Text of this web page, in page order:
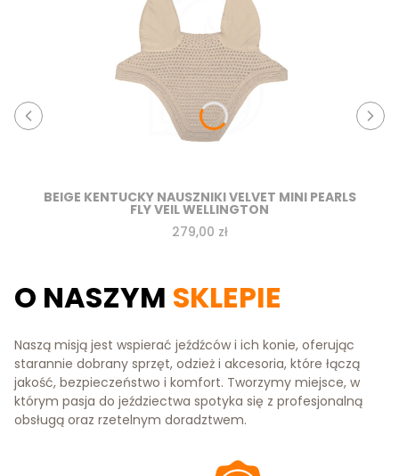
BEIGE KENTUCKY NAUSZNIKI VELVET MINI PEARLS
FLY VEIL WELLINGTON
Cena
279,00 zł
O NASZYM SKLEPIE
Naszą misją jest wspierać jeźdźców i ich konie, oferując
starannie dobrany sprzęt, odzież i akcesoria, które łączą
jakość, bezpieczeństwo i komfort. Tworzymy miejsce, w
którym pasja do jeździectwa spotyka się z profesjonalną
obsługą oraz rzetelnym doradztwem.